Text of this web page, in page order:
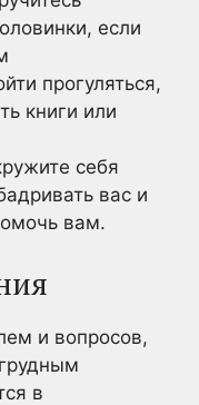
если
прогуляться,
книги или
себя
вас и
вам.
и вопросов,
в